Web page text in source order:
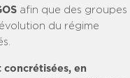
afin que des groupes
du régime
en